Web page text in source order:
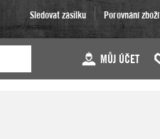
Sledovat zásilku Porovnání zboží
MŮJ ÚČET